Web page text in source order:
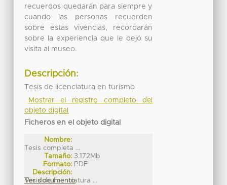
recuerdos quedarán para siempre y
cuando las personas recuerden
sobre estas vivencias, recordarán
sobre la experiencia que le dejó su
visita al museo.
Descripción:
Tesis de licenciatura en turismo
Mostrar el registro completo del
objeto digital
Ficheros en el objeto digital
Nombre:
Tesis completa ...
Tamaño: 3.172Mb
Formato: PDF
Descripción:
Tesis de licenciatura ...
Ver documento